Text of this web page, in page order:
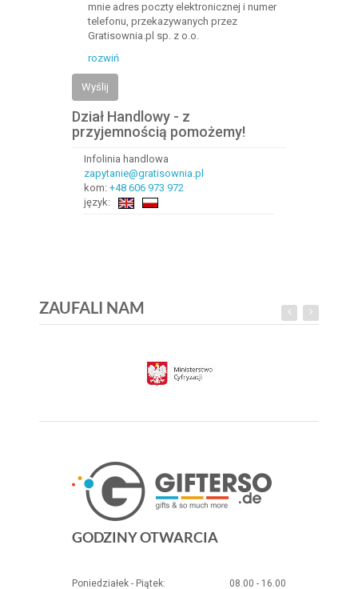
mnie adres poczty elektronicznej i numer
telefonu, przekazywanych przez
Gratisownia.pl sp. z o.o.
rozwiń
Wyślij
Dział Handlowy - z
przyjemnością pomożemy!
Infolinia handlowa
zapytanie@gratisownia.pl
kom: +48 606 973 972
język:
ZAUFALI NAM
GODZINY OTWARCIA
Poniedziałek - Piątek: 08.00 - 16.00